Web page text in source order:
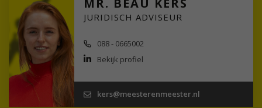
JURIDISCH ADVISEUR
088 - 0665002
Bekijk profiel
kers@meesterenmeester.nl